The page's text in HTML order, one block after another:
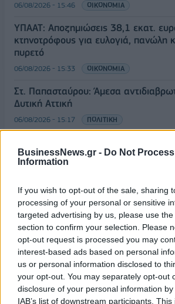
BusinessNews.gr - Do Not
Information
If you wish to opt-out of the sale, sharing
processing of your personal or sensitive
targeted advertising by us, please use
section to confirm your selection. Please
opt-out request is processed you may
interest-based ads based on personal
us or personal information disclosed to
your opt-out. You may separately opt-out
disclosure of your personal information
IAB’s list of downstream participants.
06/08/2026 - 15:46 ΟΙΚΟΝΟΜΙΑ
ΥΠΑΑΤ: Αποζημιώσεις 38,1 εκατ.
κτηνοτρόφους για ευλογιά, πανώλη
πυρετό
06/08/2026 - 15:33 ΟΙΚΟΝΟΜΙΑ
Στ. Παπασταύρου: Άμεσα
Δυτική Αττική
06/08/2026 - 15:17 ΠΟΛΙΤΙΚΗ
1,1541 δολάρια
ΟΛΕΣ ΟΙ ΕΙΔΗΣΕΙΣ